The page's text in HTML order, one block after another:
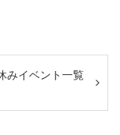
みイベント一覧